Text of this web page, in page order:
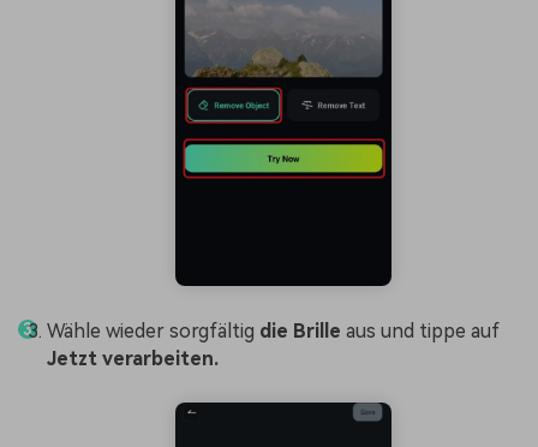
Wähle wieder sorgfältig die Brille aus und tippe auf
Jetzt verarbeiten.